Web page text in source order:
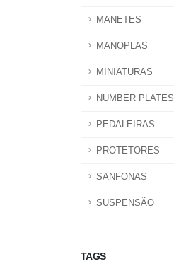
MANETES
MANOPLAS
MINIATURAS
NUMBER PLATES
PEDALEIRAS
PROTETORES
SANFONAS
SUSPENSÃO
TAGS